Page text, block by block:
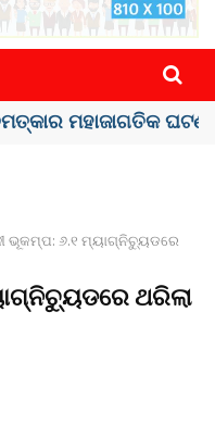
ଫିଭର୍’ ଆତଙ୍କ, ୫୮ ମୃତ
ଭୂକମ୍ପ: ୬.୧ ମ୍ୟାଗ୍ନିଚ୍ୟୁଡରେ
ଥରିଲା